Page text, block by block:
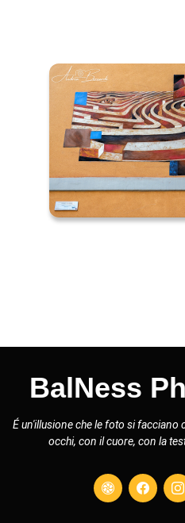
BalNess
É un'illusione che le foto si
occhi, con il cuore, con la